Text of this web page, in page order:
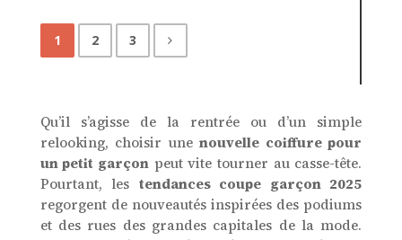
1 2 3
Qu’il s’agisse de la rentrée ou d’un simple
relooking, choisir unenouvelle coiffure pour
un petit garçon peut vite tourner au casse-tête.
Pourtant, les tendances coupe garçon 2025
regorgent de nouveautés inspirées des podiums
et des rues des grandes capitales de la mode.